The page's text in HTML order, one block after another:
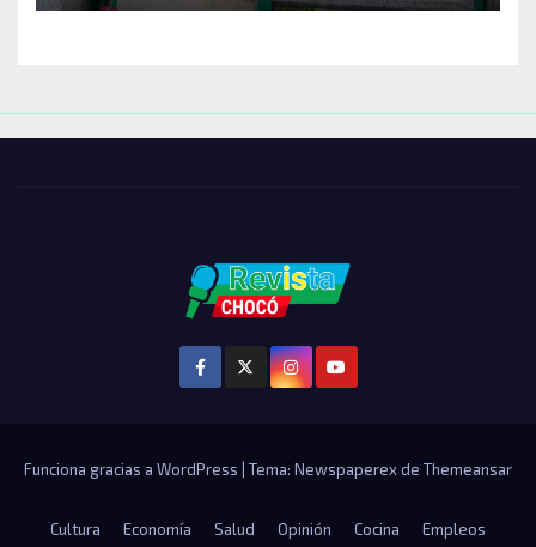
Funciona gracias a WordPress Tema: Newspaperex de Themeansar
Cultura Economía Salud Opinión Cocina Empleos